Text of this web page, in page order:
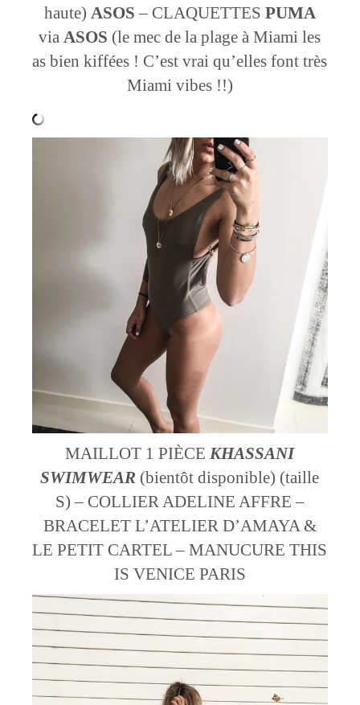
haute) ASOS – CLAQUETTES PUMA
viaASOS (le mec de la plage à Miami les
as bien kiffées ! C’est vrai qu’elles font très
Miami vibes !!)
MAILLOT 1 PIÈCE KHASSANI
SWIMWEAR (bientôt disponible) (taille
S) – COLLIER ADELINE AFFRE –
BRACELET L’ATELIER D’AMAYA &
LE PETIT CARTEL – MANUCURE THIS
IS VENICE PARIS